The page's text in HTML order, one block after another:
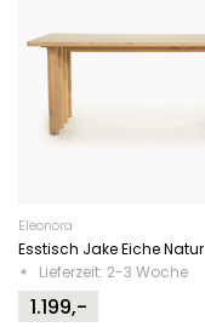
Eleonora
Esstisch Jake Eiche Natur
Lieferzeit: 2-3 Woche
1.199,-